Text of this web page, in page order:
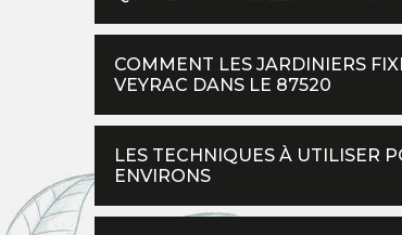
COMMENT LES JARDINIERS
VEYRAC DANS LE 87520
LES TECHNIQUES À UTILISER
ENVIRONS